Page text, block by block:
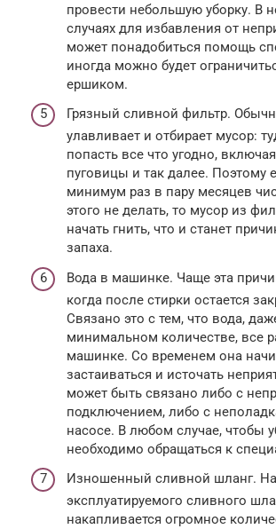
провести небольшую уборку. В
случаях для избавления от
может понадобиться помощь
иногда можно будет
ершиком.
Грязный сливной фильтр.
улавливает и отбирает мусор:
попасть все что угодно,
пуговицы и так далее. Поэтому
минимум раз в пару месяцев
этого не делать, то мусор из
начать гнить, что и станет
запаха.
Вода в машинке. Чаще эта
когда после стирки остается
Связано это с тем, что вода,
минимальном количестве, все
машинке. Со временем она
застаиваться и источать
может быть связано либо с
подключением, либо с
насосе. В любом случае, чтобы
необходимо обращаться к
Изношенный сливной шланг. На
эксплуатируемого сливного
накапливается огромное